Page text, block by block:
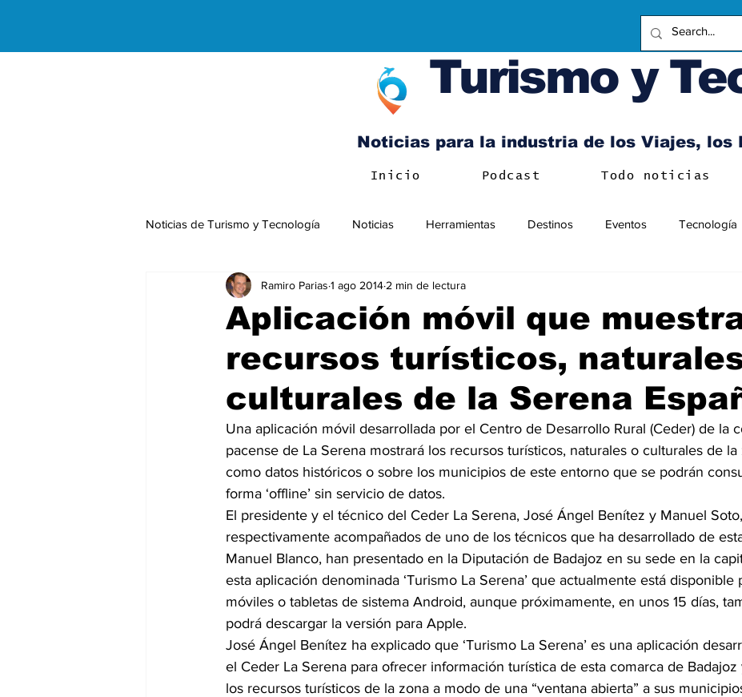
Turismo y
Noticias para la industria de los Viajes, los
Inicio Podcast Todo noticias
Noticias de Turismo y Tecnología Noticias Herramientas Destinos Eventos Tecnología
Negocios Internacionales
Aplicación móvil que
recursos turísticos,
culturales de la Serena
Ramiro Parias 1 ago 2014 2 min de lectura
Una aplicación móvil desarrollada por el Centro de Desarrollo Rural (Ceder) de la
pacense de La Serena mostrará los recursos turísticos, naturales o culturales de la
como datos históricos o sobre los municipios de este entorno que se podrán
forma ‘offline’ sin servicio de datos.
El presidente y el técnico del Ceder La Serena, José Ángel Benítez y Manuel Soto,
respectivamente acompañados de uno de los técnicos que ha desarrollado de
Manuel Blanco, han presentado en la Diputación de Badajoz en su sede en la
esta aplicación denominada ‘Turismo La Serena’ que actualmente está disponible
móviles o tabletas de sistema Android, aunque próximamente, en unos 15 días,
podrá descargar la versión para Apple.
José Ángel Benítez ha explicado que ‘Turismo La Serena’ es una aplicación
el Ceder La Serena para ofrecer información turística de esta comarca de
los recursos turísticos de la zona a modo de una “ventana abierta” a sus